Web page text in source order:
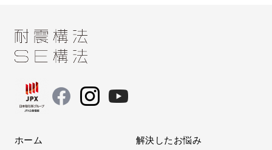
ホーム 解決したお悩み